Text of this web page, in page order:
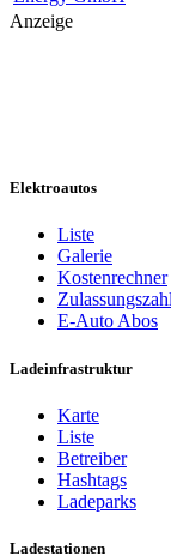
Anzeige
Elektroautos
Liste
Galerie
Kostenrechner
E-Auto Abos
Ladeinfrastruktur
Karte
Liste
Betreiber
Hashtags
Ladeparks
Ladestationen